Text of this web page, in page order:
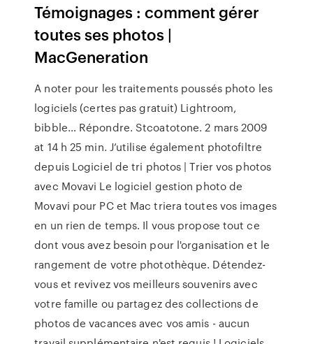
Témoignages : comment gérer
toutes ses photos |
MacGeneration
A noter pour les traitements poussés photo les
logiciels (certes pas gratuit) Lightroom,
bibble… Répondre. Stcoatotone. 2 mars 2009
at 14 h 25 min. J’utilise également photofiltre
depuis Logiciel de tri photos | Trier vos photos
avec Movavi Le logiciel gestion photo de
Movavi pour PC et Mac triera toutes vos images
en un rien de temps. Il vous propose tout ce
dont vous avez besoin pour l'organisation et le
rangement de votre photothèque. Détendez-
vous et revivez vos meilleurs souvenirs avec
votre famille ou partagez des collections de
photos de vacances avec vos amis - aucun